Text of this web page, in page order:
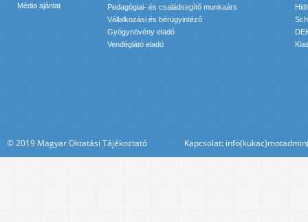
Média ajánlat
Pedagógiai- és családsegítő munkaárs
Vállalkozási és bérügyintéző
Gyógynövény eladó
Vendéglátó eladó
© 2019 Magyar Oktatási Tájékoztató Kapcsolat: